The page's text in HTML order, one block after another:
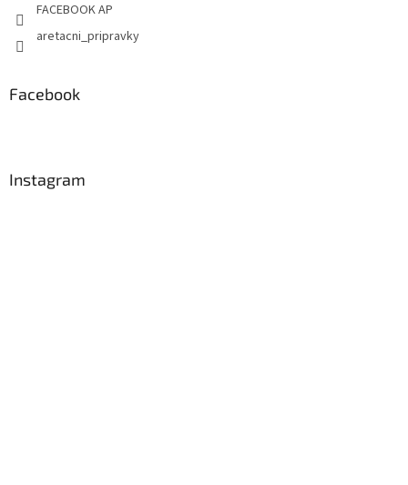
FACEBOOK AP
aretacni_pripravky
Facebook
Instagram